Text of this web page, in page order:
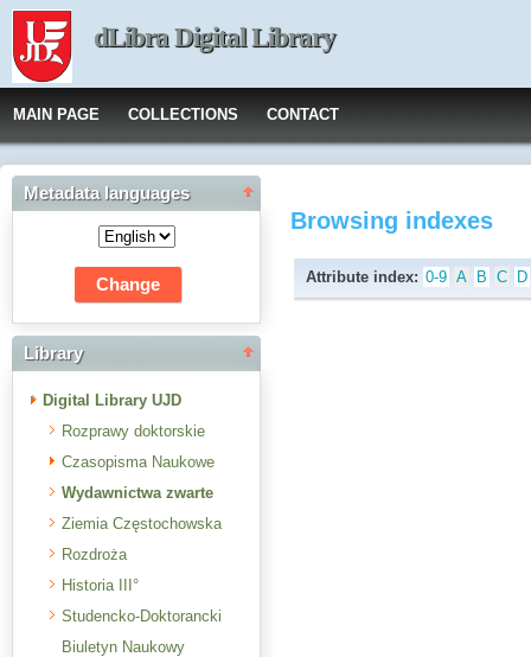
dLibra Digital Library
MAIN PAGE COLLECTIONS CONTACT
Metadata languages
Library
Digital Library UJD
Rozprawy doktorskie
Czasopisma Naukowe
Wydawnictwa zwarte
Ziemia Częstochowska
Rozdroża
Historia III°
Studencko-Doktorancki
Biuletyn Naukowy
Browsing indexes
Attribute index: 0-9 A B C D